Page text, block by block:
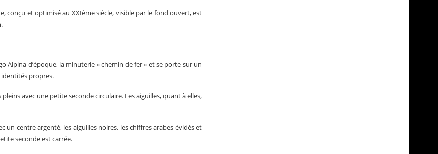
conçu et optimisé au XXIème siècle, visible par le fond ouvert, est
d’époque, la minuterie « chemin de fer » et se porte sur un
propres.
avec une petite seconde circulaire. Les aiguilles, quant à elles,
un centre argenté, les aiguilles noires, les chiffres arabes évidés et
seconde est carrée.